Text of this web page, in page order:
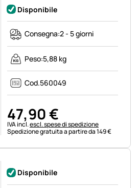
Disponibile
Consegna:2 - 5 giorni
Peso:5,88 kg
Cod.560049
47,90€
Informazioni fiscali:
IVA incl.escl. spese di spedizione
Spedizione gratuita a partire da 149 €
Disponibile